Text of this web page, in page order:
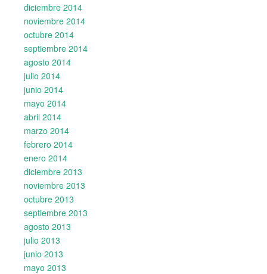
diciembre 2014
noviembre 2014
octubre 2014
septiembre 2014
agosto 2014
julio 2014
junio 2014
mayo 2014
abril 2014
marzo 2014
febrero 2014
enero 2014
diciembre 2013
noviembre 2013
octubre 2013
septiembre 2013
agosto 2013
julio 2013
junio 2013
mayo 2013